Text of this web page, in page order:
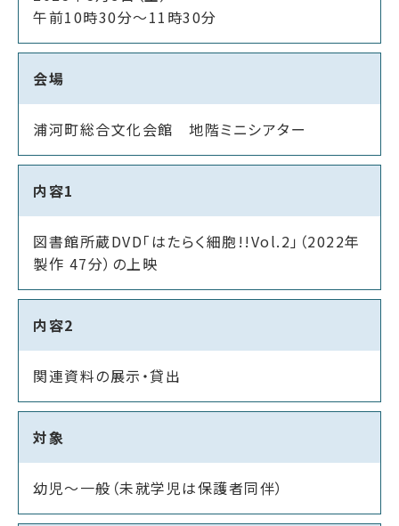
午前10時30分～11時30分
会場
浦河町総合文化会館 地階ミニシアター
内容1
図書館所蔵DVD「はたらく細胞!!Vol.2」（2022年
製作 47分）の上映
内容2
関連資料の展示・貸出
対象
幼児～一般（未就学児は保護者同伴）